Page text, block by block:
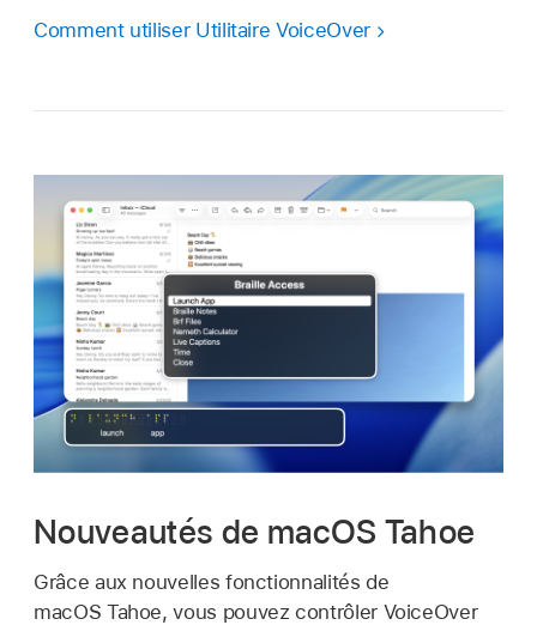
Comment utiliser Utilitaire VoiceOver
Nouveautés de macOS Tahoe
Grâce aux nouvelles fonctionnalités de
macOS Tahoe, vous pouvez contrôler VoiceOver